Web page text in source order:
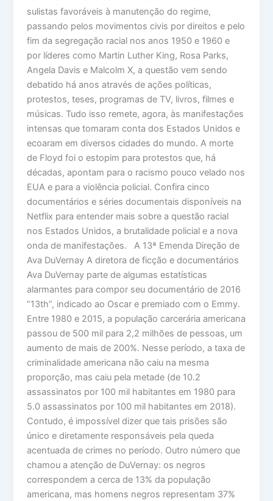
sulistas favoráveis à manutenção do regime,
passando pelos movimentos civis por direitos e pelo
fim da segregação racial nos anos 1950 e 1960 e
por líderes como Martin Luther King, Rosa Parks,
Angela Davis e Malcolm X, a questão vem sendo
debatido há anos através de ações políticas,
protestos, teses, programas de TV, livros, filmes e
músicas. Tudo isso remete, agora, às manifestações
intensas que tomaram conta dos Estados Unidos e
ecoaram em diversos cidades do mundo. A morte
de Floyd foi o estopim para protestos que, há
décadas, apontam para o racismo pouco velado nos
EUA e para a violência policial. Confira cinco
documentários e séries documentais disponíveis na
Netflix para entender mais sobre a questão racial
nos Estados Unidos, a brutalidade policial e a nova
onda de manifestações. A 13ª Emenda Direção de
Ava DuVernay A diretora de ficção e documentários
Ava DuVernay parte de algumas estatísticas
alarmantes para compor seu documentário de 2016
“13th”, indicado ao Oscar e premiado com o Emmy.
Entre 1980 e 2015, a população carcerária americana
passou de 500 mil para 2,2 milhões de pessoas, um
aumento de mais de 200%. Nesse período, a taxa de
criminalidade americana não caiu na mesma
proporção, mas caiu pela metade (de 10.2
assassinatos por 100 mil habitantes em 1980 para
5.0 assassinatos por 100 mil habitantes em 2018).
Contudo, é impossível dizer que tais prisões são
único e diretamente responsáveis pela queda
acentuada de crimes no período. Outro número que
chamou a atenção de DuVernay: os negros
correspondem a cerca de 13% da população
americana, mas homens negros representam 37%